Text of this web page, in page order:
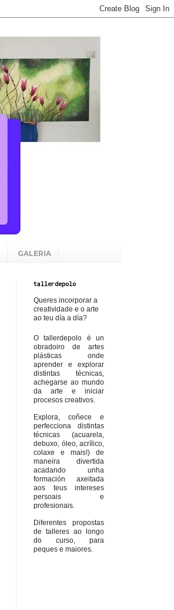
GALERIA
tallerdepolo
Queres incorporar a
creatividade e o arte
ao teu día a día?
O tallerdepolo é un
obradoiro de artes
plásticas onde
aprender e explorar
distintas técnicas,
achegarse ao mundo
da arte e iniciar
procesos creativos.
Explora, coñece e
perfecciona distintas
técnicas (acuarela,
debuxo, óleo, acrílico,
colaxe e mais!) de
maneira divertida
acadando unha
formación axeitada
aos teus intereses
persoais e
profesionais.
Diferentes propostas
de talleres ao longo
do curso, para
peques e maiores.